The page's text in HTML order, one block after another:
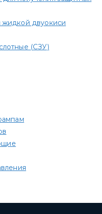
жидкой двуокиси
(СЗУ)